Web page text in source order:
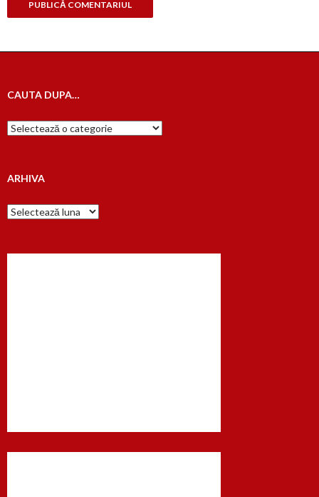
CAUTA DUPA…
Cauta
dupa…
ARHIVA
Arhiva